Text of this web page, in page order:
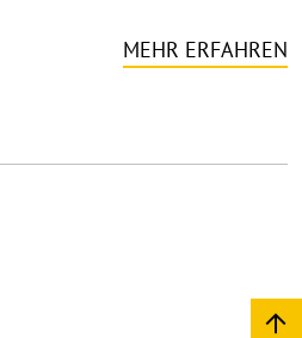
MEHR ERFAHREN